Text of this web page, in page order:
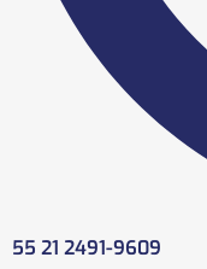
55 21 2491-9609